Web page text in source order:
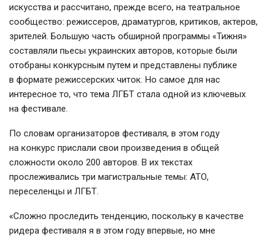
искусства и рассчитано, прежде всего, на театральное
сообщество: режиссеров, драматургов, критиков, актеров,
зрителей. Большую часть обширной программы «Тижня»
составляли пьесы украинских авторов, которые были
отобраны конкурсным путем и представлены публике
в формате режиссерских читок. Но самое для нас
интересное то, что тема ЛГБТ стала одной из ключевых
на фестивале.
По словам организаторов фестиваля, в этом году
на конкурс прислали свои произведения в общей
сложности около 200 авторов. В их текстах
прослеживались три магистральные темы: АТО,
переселенцы и ЛГБТ.
«Сложно проследить тенденцию, поскольку в качестве
ридера фестиваля я в этом году впервые, но мне